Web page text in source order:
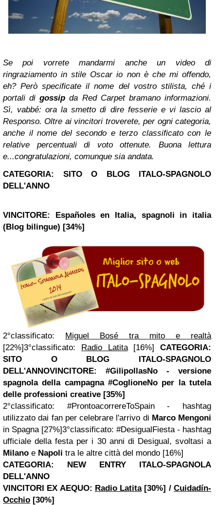
Se poi vorrete mandarmi anche un video di
ringraziamento in stile Oscar io non è che mi offendo,
eh? Però specificate il nome del vostro stilista, ché i
portali digossip da Red Carpet bramano informazioni.
Sì, vabbé: ora la smetto di dire fesserie e vi lascio al
Responso. Oltre ai vincitori troverete, per ogni categoria,
anche il nome del secondo e terzo classificato con le
relative percentuali di voto ottenute. Buona lettura
e...congratulazioni, comunque sia andata.
CATEGORIA: SITO O BLOG ITALO-SPAGNOLO
DELL'ANNO
VINCITORE: Españoles en Italia, spagnoli in italia
(Blog bilingue) [34%]
2°classificato: Miguel Bosé tra mito e realtà
[22%]3°classificato: Radio Latita[16%] CATEGORIA:
SITO O BLOG ITALO-SPAGNOLO
DELL'ANNOVINCITORE: #GilipollasNo - versione
spagnola della campagna #CoglioneNo per la tutela
delle professioni creative [35%]
2°classificato: #ProntoacorrereToSpain - hashtag
utilizzato dai fan per celebrare l'arrivo di Marco Mengoni
in Spagna [27%]3°classificato: #DesigualFiesta - hashtag
ufficiale della festa per i 30 anni di Desigual, svoltasi a
Milano e Napoli tra le altre città del mondo [16%]
CATEGORIA: NEW ENTRY ITALO-SPAGNOLA
DELL'ANNO
VINCITORI EX AEQUO: Radio Latita[30%] /Cuidadín-
Occhio [30%]